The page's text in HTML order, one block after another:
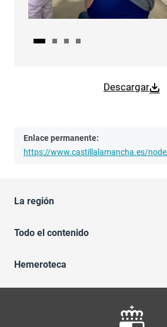
Descargar
Enlace permanente:
https://www.castillalamancha.es/
La región
Todo el contenido
Hemeroteca